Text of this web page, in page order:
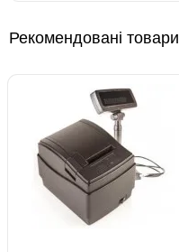
Рекомендовані товари